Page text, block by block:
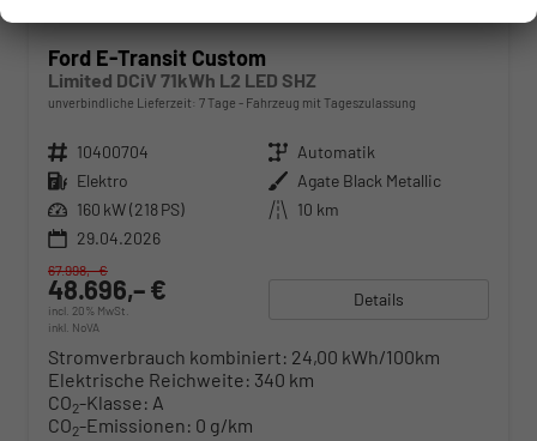
Ford E-Transit Custom
Limited DCiV 71kWh L2 LED SHZ
unverbindliche Lieferzeit: 7 Tage Fahrzeug mit Tageszulassung
Fahrzeugnr. 10400704 Getriebe Automatik
Kraftstoff Elektro Außenfarbe Agate Black Metallic
Leistung 160 kW (218 PS) Kilometerstand 10 km
29.04.2026
48.696,– €
incl. 20% MwSt.
inkl. NoVA
67.998,– €
Details
Stromverbrauch kombiniert: 24,00 kWh/100km
Elektrische Reichweite: 340 km
CO2-Klasse: A
CO2-Emissionen: 0 g/km